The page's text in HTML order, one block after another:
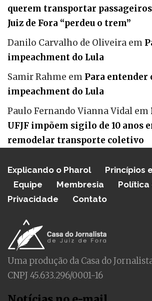
querem transportar
Juiz de Fora “perdeu o trem”
Danilo Carvalho de Oliveira em
impeachment do Lula
Samir Rahme em Para entender
impeachment do Lula
Paulo Fernando Vianna Vidal em
UFJF impõem sigilo de 10 anos
remodelar transporte coletivo
Explicando o Pharol
Princípios
Equipe
Membresia
Política
Privacidade
Contato
Uma produção da Casa do
CNPJ 45.633.296/0001-16